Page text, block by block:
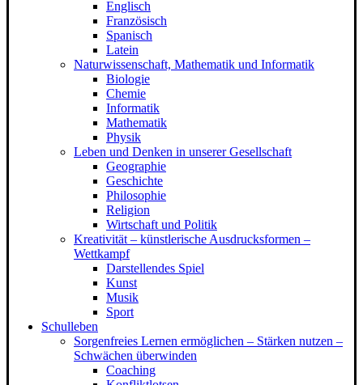
Englisch
Französisch
Spanisch
Latein
Naturwissenschaft, Mathematik und Informatik
Biologie
Chemie
Informatik
Mathematik
Physik
Leben und Denken in unserer Gesellschaft
Geographie
Geschichte
Philosophie
Religion
Wirtschaft und Politik
Kreativität – künstlerische Ausdrucksformen –
Wettkampf
Darstellendes Spiel
Kunst
Musik
Sport
Schulleben
Sorgenfreies Lernen ermöglichen – Stärken nutzen –
Schwächen überwinden
Coaching